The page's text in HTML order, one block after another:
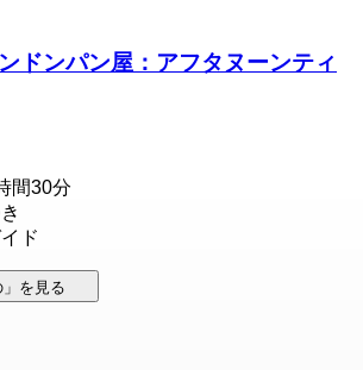
ドンパン屋：アフタヌーンティ
間30分
ド
」を見る